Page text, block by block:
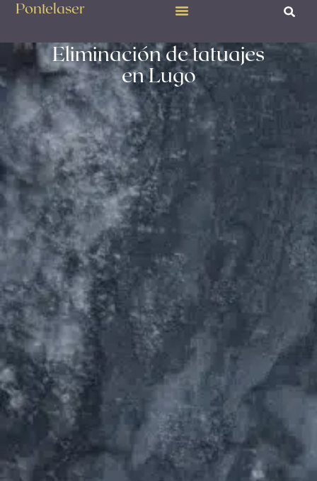
Pontelaser
Eliminación de tatuajes
en Lugo